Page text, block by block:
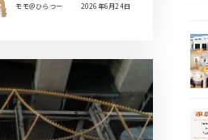
モモ＠ひらつー 2026年6月24日